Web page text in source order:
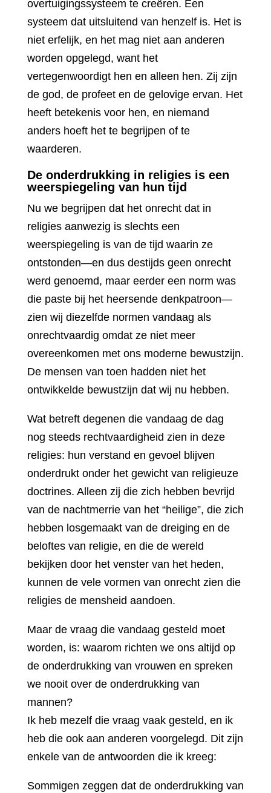
overtuigingssysteem te creëren. Een
systeem dat uitsluitend van henzelf is. Het is
niet erfelijk, en het mag niet aan anderen
worden opgelegd, want het
vertegenwoordigt hen en alleen hen. Zij zijn
de god, de profeet en de gelovige ervan. Het
heeft betekenis voor hen, en niemand
anders hoeft het te begrijpen of te
waarderen.
De onderdrukking in religies is een
weerspiegeling van hun tijd
Nu we begrijpen dat het onrecht dat in
religies aanwezig is slechts een
weerspiegeling is van de tijd waarin ze
ontstonden—en dus destijds geen onrecht
werd genoemd, maar eerder een norm was
die paste bij het heersende denkpatroon—
zien wij diezelfde normen vandaag als
onrechtvaardig omdat ze niet meer
overeenkomen met ons moderne bewustzijn.
De mensen van toen hadden niet het
ontwikkelde bewustzijn dat wij nu hebben.
Wat betreft degenen die vandaag de dag
nog steeds rechtvaardigheid zien in deze
religies: hun verstand en gevoel blijven
onderdrukt onder het gewicht van religieuze
doctrines. Alleen zij die zich hebben bevrijd
van de nachtmerrie van het “heilige”, die zich
hebben losgemaakt van de dreiging en de
beloftes van religie, en die de wereld
bekijken door het venster van het heden,
kunnen de vele vormen van onrecht zien die
religies de mensheid aandoen.
Maar de vraag die vandaag gesteld moet
worden, is: waarom richten we ons altijd op
de onderdrukking van vrouwen en spreken
we nooit over de onderdrukking van
mannen?
Ik heb mezelf die vraag vaak gesteld, en ik
heb die ook aan anderen voorgelegd. Dit zijn
enkele van de antwoorden die ik kreeg:
Sommigen zeggen dat de onderdrukking van